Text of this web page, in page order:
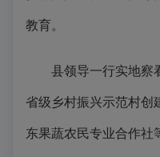
教育。
县领导一行实地察
省级乡村振兴示范村创
东果蔬农民专业合作社